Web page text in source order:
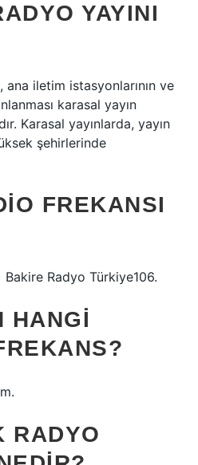
YAYINI
iletim istasyonlarının ve
karasal yayın
Karasal yayınlarda, yayın
şehirlerinde
FREKANSI
Radyo Türkiye106.
HANGI
RADYO